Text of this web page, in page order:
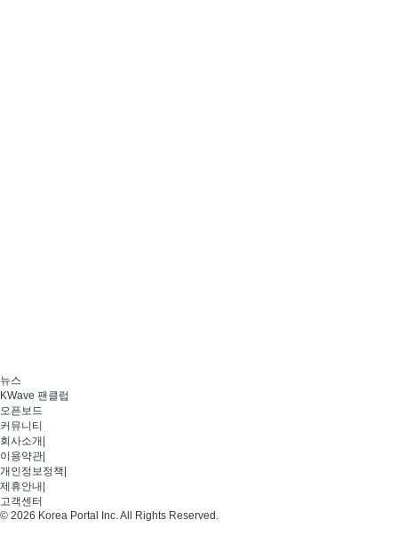
뉴스
KWave 팬클럽
오픈보드
커뮤니티
회사소개
이용약관
개인정보정책
제휴안내
고객센터
© 2026 Korea Portal Inc. All Rights Reserved.